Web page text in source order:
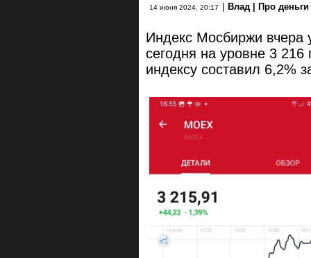
14 июня 2024, 20:17 Влад | Про деньги
Индекс Мосбиржи вчера
сегодня на уровне 3
индексу составил 6,2%